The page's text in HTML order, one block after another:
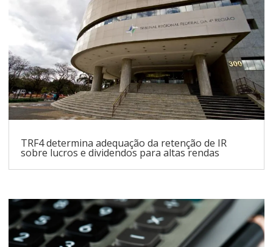
TRF4 determina adequação da retenção de IR
sobre lucros e dividendos para altas rendas